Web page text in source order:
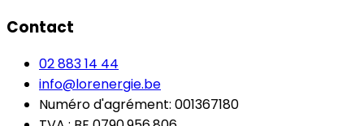
Contact
02 883 14 44
info@lorenergie.be
Numéro d'agrément: 001367180